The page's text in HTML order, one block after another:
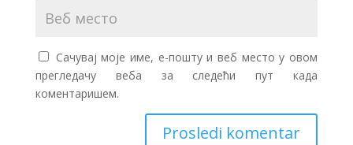
Сачувај моје име, е-пошту и веб место у овом
прегледачу веба за следећи пут када
коментаришем.